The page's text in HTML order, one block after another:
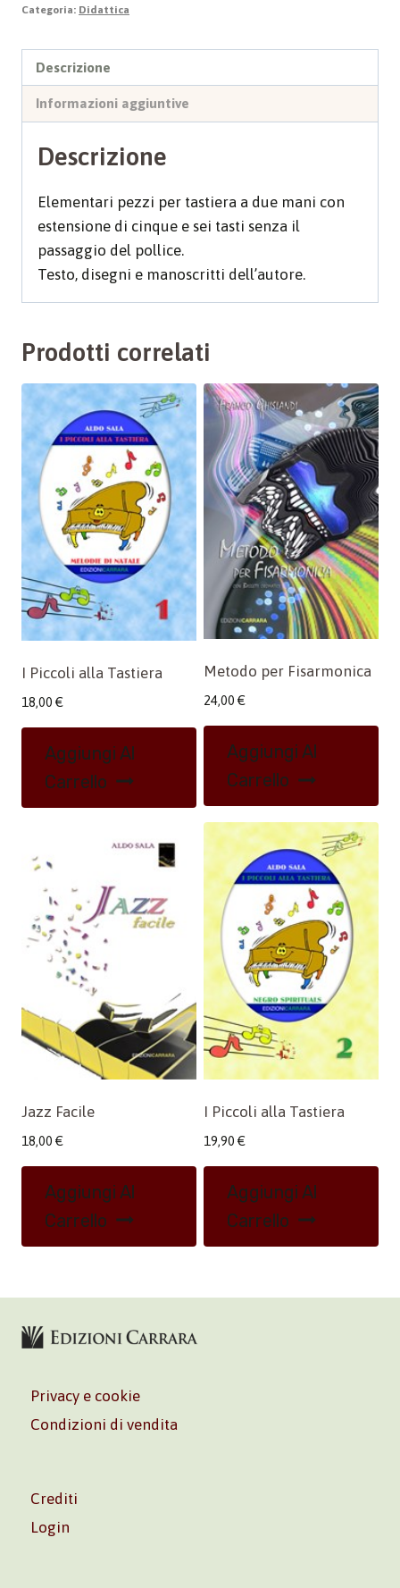
Categoria: Didattica
Descrizione
Informazioni aggiuntive
Descrizione
Elementari pezzi per tastiera a due mani con
estensione di cinque e sei tasti senza il
passaggio del pollice.
Testo, disegni e manoscritti dell’autore.
Prodotti correlati
I Piccoli alla Tastiera
18,00 €
Aggiungi Al
Carrello
Metodo per Fisarmonica
24,00 €
Aggiungi Al
Carrello
Jazz Facile
18,00 €
Aggiungi Al
Carrello
I Piccoli alla Tastiera
19,90 €
Aggiungi Al
Carrello
Privacy e cookie
Condizioni di vendita
Crediti
Login